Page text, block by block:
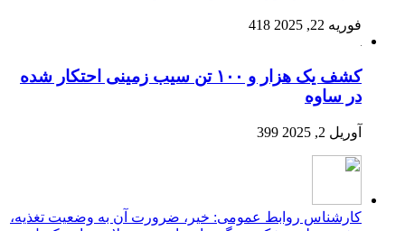
فوریه 22, 2025 418
کشف یک هزار و ۱۰۰ تن سیب زمینی احتکار شده
در ساوه
آوریل 2, 2025 399
کارشناس روابط عمومی: خیر، ضرورت آن به وضعیت تغذیه،